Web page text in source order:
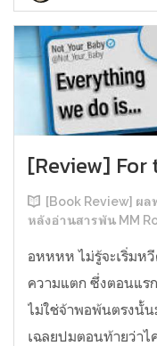
[Review] For
[Book Review] ผ
หลังอ่านสารพัน MM
อหหหห ไม่รู้จะเริ่มห
ความแตก ซึ่งตอนแร
ไม่ใช่จ้าพอพ้นตรงนั้น
เฉลยปมตอนท้ายว่าไ